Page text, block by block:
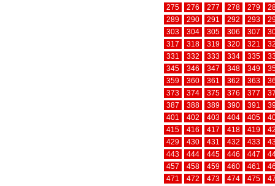
275
276 277 278 279
289
290 291 292 293
303
304 305 306 307
317
318 319 320 321
331
332 333 334 335
345
346 347 348 349
359
360 361 362 363
373
374 375 376 377
387
388 389 390 391
401
402 403 404 405
415
416 417 418 419
429
430 431 432 433
443
444 445 446 447
457
458 459 460 461
471
472 473 474 475